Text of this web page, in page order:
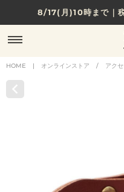
8/17(月)10時まで｜
贈る相手やシーンか
NEW IN｜
HOME | オンラインストア / アク